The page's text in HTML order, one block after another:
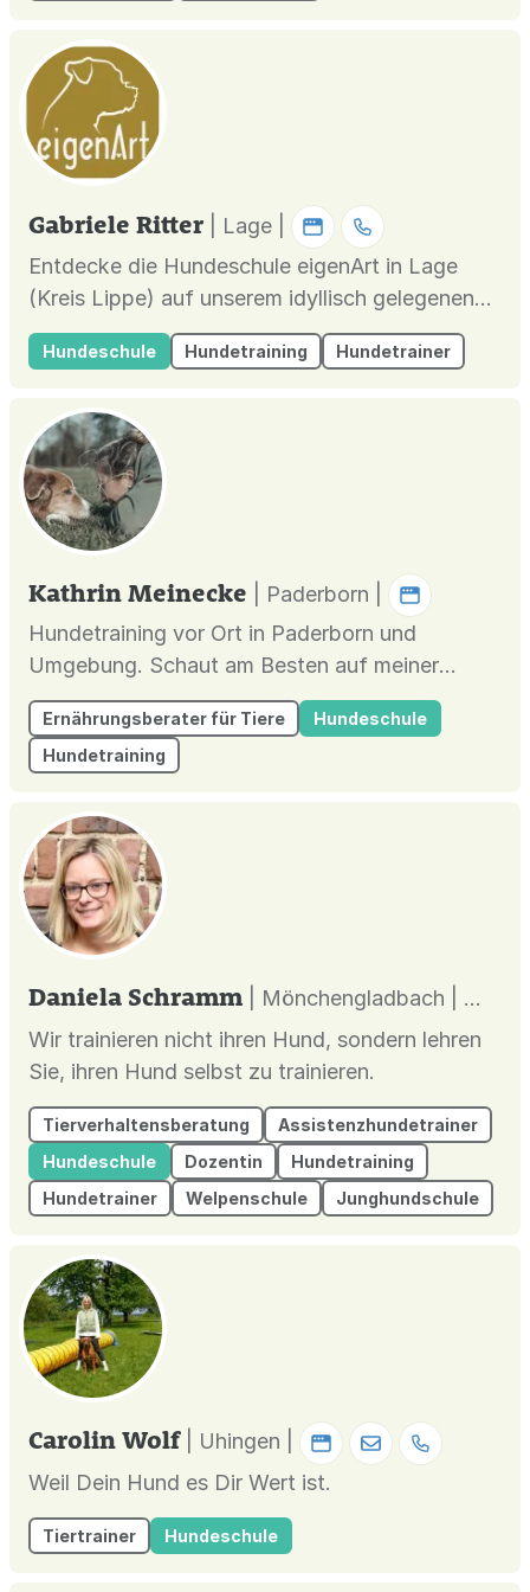
Gabriele Ritter
| Lage |
Entdecke die Hundeschule eigenArt in Lage
(Kreis Lippe) auf unserem idyllisch gelegenen
Gelände nahe Bad Salzuflen, Bielefeld,
Leopoldshöhe, Detmold und Lemgo. Bei uns
Senioren mit Einzelberatungen, Kursen, Hundetr
Hundeschule Hundetraining Hundetrainer
Kathrin Meinecke
| Paderborn |
Hundetraining vor Ort in Paderborn und
Umgebung. Schaut am Besten auf meiner
Website vorbei! Die Ernährungsberatung biete
ich auch online an! Ich biete eine Online-
Ernährungsberatung an. Wieso online? Um den
möglich zu halten. Heutzutage kann man durch
Fo...
Ernährungsberater für Tiere
Hundeschule
Hundetraining
Daniela Schramm
| Mönchengladbach |
Wir trainieren nicht ihren Hund, sondern lehren
Sie, ihren Hund selbst zu trainieren.
Tierverhaltensberatung
Assistenzhundetrainer
Hundeschule
Dozentin
Hundetraining
Hundetrainer
Welpenschule Junghundschule
Carolin Wolf
| Uhingen |
Weil Dein Hund es Dir Wert ist.
Tiertrainer Hundeschule